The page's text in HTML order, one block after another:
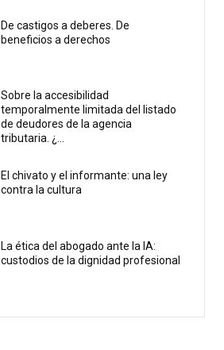
De castigos a deberes. De
beneficios a derechos
Sobre la accesibilidad
temporalmente limitada del listado
de deudores de la agencia
tributaria. ¿...
El chivato y el informante: una ley
contra la cultura
La ética del abogado ante la IA:
custodios de la dignidad profesional